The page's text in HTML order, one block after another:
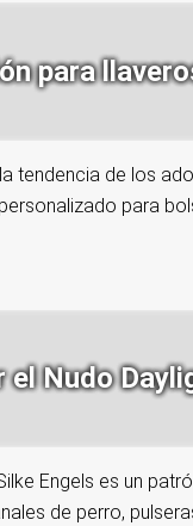
para
tendencia de los
para
el Nudo
Engels es un
de perro,